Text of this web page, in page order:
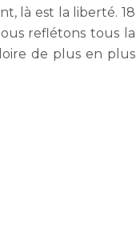
là est la liberté. 18
reflétons tous la
de plus en plus